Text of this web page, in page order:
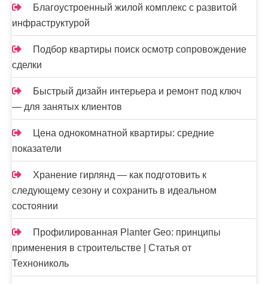
Благоустроенный жилой комплекс с развитой
инфраструктурой
Подбор квартиры поиск осмотр сопровождение
сделки
Быстрый дизайн интерьера и ремонт под ключ
— для занятых клиентов
Цена однокомнатной квартиры: средние
показатели
Хранение гирлянд — как подготовить к
следующему сезону и сохранить в идеальном
состоянии
Профилированная Planter Geo: принципы
применения в строительстве | Статья от
Технониколь